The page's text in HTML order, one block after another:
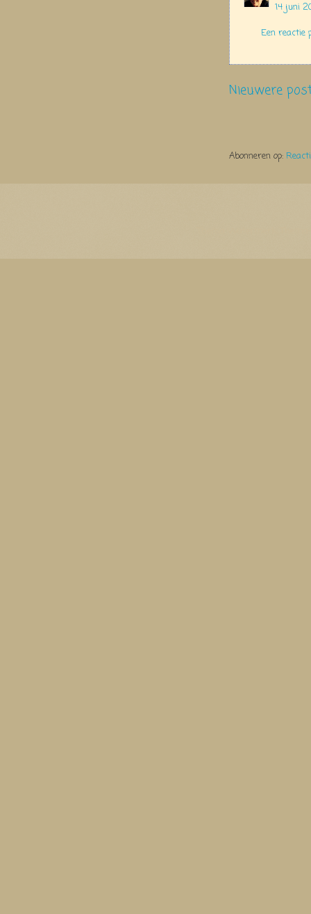
14 juni
Een reactie
Nieuwere
Abonneren op: